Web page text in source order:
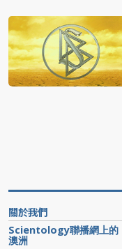
關於我們
Scientology聯播網上的
澳洲